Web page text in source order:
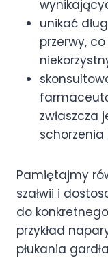
unikać
przerwy,
zwłaszcza
schorzenia
Pamiętajmy
szałwii i
do
przykład
płukania